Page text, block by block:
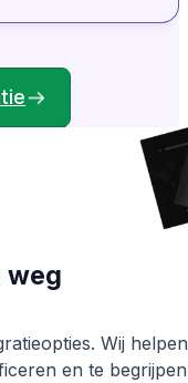
weg
Wij
en te begrijpen